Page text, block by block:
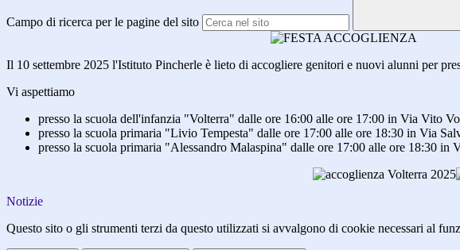
Campo di ricerca per le pagine del sito
Il 10 settembre 2025 l'Istituto Pincherle è lieto di accogliere genitori e nuovi alunni per
Vi aspettiamo
presso la scuola dell'infanzia "Volterra" dalle ore 16:00 alle ore 17:00 in Via Vito
presso la scuola primaria "Livio Tempesta" dalle ore 17:00 alle ore 18:30 in Via
presso la scuola primaria "Alessandro Malaspina" dalle ore 17:00 alle ore 18:30 in
Notizie
Questo sito o gli strumenti terzi da questo utilizzati si avvalgono di cookie necessari al